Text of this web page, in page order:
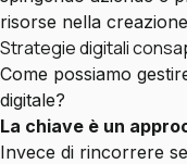
risorse nella
Strategie digitali
Come possiamo
digitale?
La chiave è un
Invece di rincorrere